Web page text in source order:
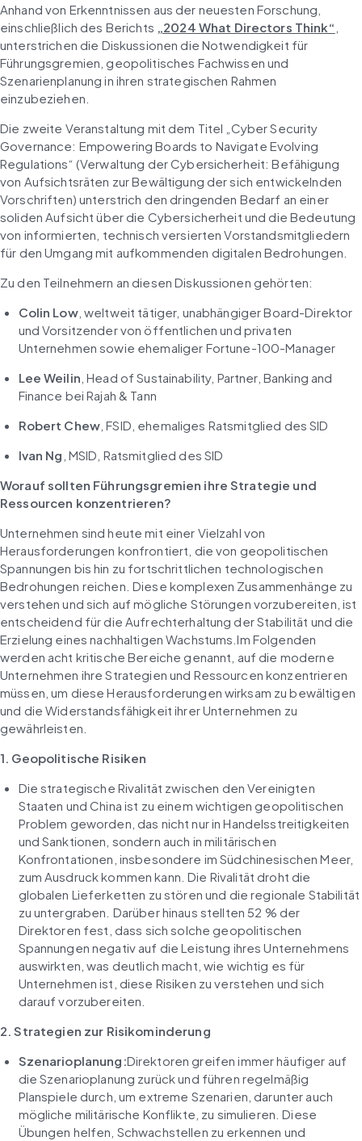
Anhand von Erkenntnissen aus der neuesten Forschung,
einschließlich des Berichts „2024 What Directors Think“
unterstrichen die Diskussionen die Notwendigkeit für
Führungsgremien, geopolitisches Fachwissen und
Szenarienplanung in ihren strategischen Rahmen
einzubeziehen.
Die zweite Veranstaltung mit dem Titel „Cyber Security
Governance: Empowering Boards to Navigate Evolving
Regulations“ (Verwaltung der Cybersicherheit: Befähigung
von Aufsichtsräten zur Bewältigung der sich entwickelnden
Vorschriften) unterstrich den dringenden Bedarf an einer
soliden Aufsicht über die Cybersicherheit und die Bedeutung
von informierten, technisch versierten Vorstandsmitgliedern
für den Umgang mit aufkommenden digitalen Bedrohungen.
Zu den Teilnehmern an diesen Diskussionen gehörten:
Colin Low, weltweit tätiger, unabhängiger Board-Direktor
und Vorsitzender von öffentlichen und privaten
Unternehmen sowie ehemaliger Fortune-100-Manager
Lee Weilin , Head of Sustainability, Partner, Banking and
Finance bei Rajah & Tann
Robert Chew , FSID, ehemaliges Ratsmitglied des SID
Ivan Ng , MSID, Ratsmitglied des SID
Worauf sollten Führungsgremien ihre Strategie und
Ressourcen konzentrieren?
Unternehmen sind heute mit einer Vielzahl von
Herausforderungen konfrontiert, die von geopolitischen
Spannungen bis hin zu fortschrittlichen technologischen
Bedrohungen reichen. Diese komplexen Zusammenhänge zu
verstehen und sich auf mögliche Störungen vorzubereiten, ist
entscheidend für die Aufrechterhaltung der Stabilität und die
Erzielung eines nachhaltigen Wachstums.Im Folgenden
werden acht kritische Bereiche genannt, auf die moderne
Unternehmen ihre Strategien und Ressourcen konzentrieren
müssen, um diese Herausforderungen wirksam zu bewältigen
und die Widerstandsfähigkeit ihrer Unternehmen zu
gewährleisten.
1. Geopolitische Risiken
Die strategische Rivalität zwischen den Vereinigten
Staaten und China ist zu einem wichtigen geopolitischen
Problem geworden, das nicht nur in Handelsstreitigkeiten
und Sanktionen, sondern auch in militärischen
Konfrontationen, insbesondere im Südchinesischen Meer,
zum Ausdruck kommen kann. Die Rivalität droht die
globalen Lieferketten zu stören und die regionale Stabilität
zu untergraben. Darüber hinaus stellten 52 % der
Direktoren fest, dass sich solche geopolitischen
Spannungen negativ auf die Leistung ihres Unternehmens
auswirkten, was deutlich macht, wie wichtig es für
Unternehmen ist, diese Risiken zu verstehen und sich
darauf vorzubereiten.
2. Strategien zur Risikominderung
Szenarioplanung:Direktoren greifen immer häufiger auf
die Szenarioplanung zurück und führen regelmäßig
Planspiele durch, um extreme Szenarien, darunter auch
mögliche militärische Konflikte, zu simulieren. Diese
Übungen helfen, Schwachstellen zu erkennen und